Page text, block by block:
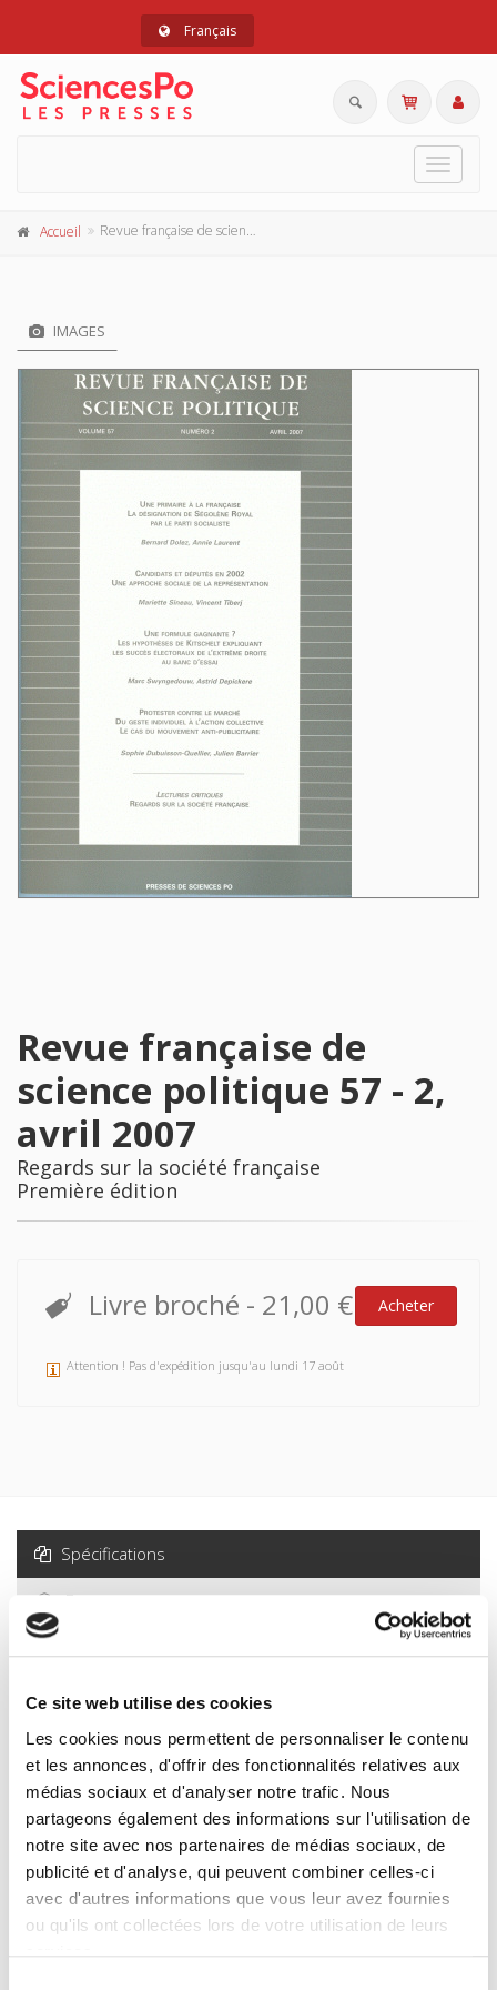
Ce site web utilise des cookies
Les cookies nous permettent de personnaliser le contenu
et les annonces, d'offrir des fonctionnalités relatives aux
médias sociaux et d'analyser notre trafic. Nous
partageons également des informations sur l'utilisation de
notre site avec nos partenaires de médias sociaux, de
publicité et d'analyse, qui peuvent combiner celles-ci
avec d'autres informations que vous leur avez fournies
ou qu'ils ont collectées lors de votre utilisation de leurs
Français
Toggle
Accueil Revue française de science politique 57 - 2, avril 2007
IMAGES
Revue française de
science politique 57 - 2,
avril 2007
Regards sur la société française
Première édition
Livre broché - 21,00 € Acheter
Attention ! Pas d'expédition jusqu'au lundi 17 août
Spécifications
Formats
Éditeur
Presses de Sciences Po
Auteur
Revue
Revue française de science politique